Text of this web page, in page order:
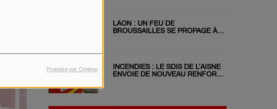
Propulsé par Orejime
LAON : UN FEU DE
BROUSSAILLES SE PROPAGE À
INCENDIES : LE SDIS DE L’AISNE
ENVOIE DE NOUVEAU RENFORT